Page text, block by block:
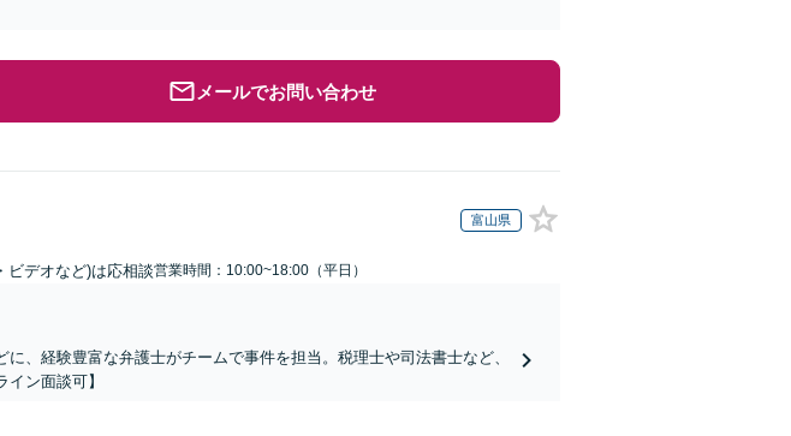
メールでお問い合わせ
富山県
ビデオなど)は応相談営業時間：10:00~18:00（平日）
に、経験豊富な弁護士がチームで事件を担当。税理士や司法書士など、
ン面談可】